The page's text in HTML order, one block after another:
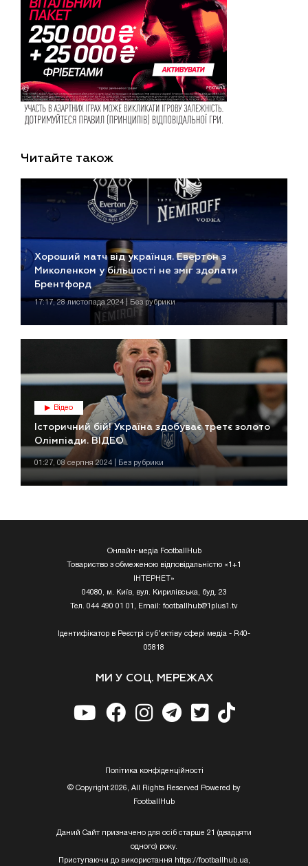
Читайте також
Хороший матч від українця. Евертон з
Миколенком у більшості не зміг здолати
Брентфорд
17:17, 28 листопада 2024 | Без рубрики
Відео
Історичний бій! Україна здобуває третє золото
Олімпіади. ВІДЕО
01:27, 08 серпня 2024 | Без рубрики
Онлайн-медіа FootballHub
Товариство з обмеженою відповідальністю «1+1
ІНТЕРНЕТ»
04080, м. Київ, вул. Кирилівська, буд. 23
Тел. 044 490 01 01, Email: footballhub@1plus1.tv
Ідентифікатор в Реєстрі суб’єктіву сфері медіа - R40-
05818
МИ У СОЦ. МЕРЕЖАХ
Полiтика конфiденцiйностi
© Copyright 2026, All Rights Reserved Powered by
FootballHub
Даний Сайт призначено для осіб старше 21 (двадцяти
одного) року.
Приступаючи до використання https://footballhub.ua,